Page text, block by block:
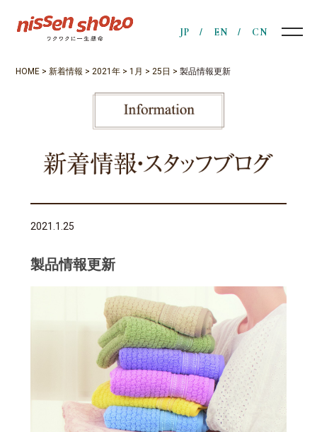
JP EN CN
HOME >新着情報 >2021年 >1月 >25日 >製品情報更新
2021.1.25
製品情報更新